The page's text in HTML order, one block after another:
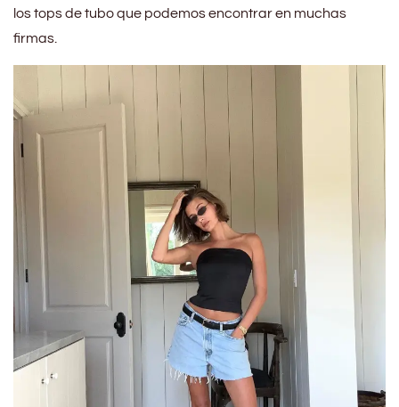
los tops de tubo que podemos encontrar en muchas
firmas.